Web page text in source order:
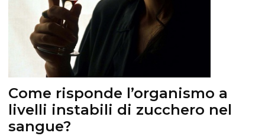
Come risponde l’organismo a
livelli instabili di zucchero nel
sangue?